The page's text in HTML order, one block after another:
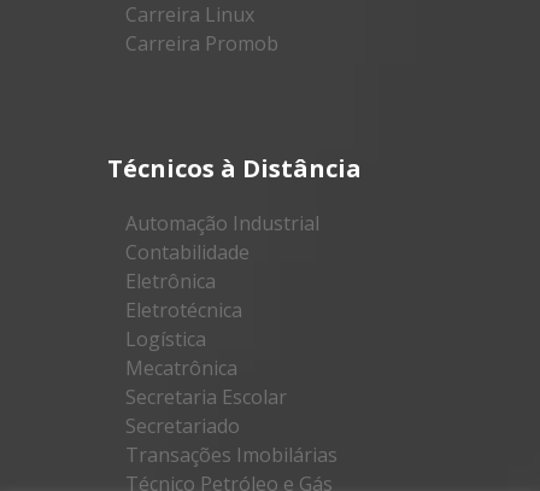
Carreira Linux
Carreira Promob
Técnicos à Distância
Automação Industrial
Contabilidade
Eletrônica
Eletrotécnica
Logística
Mecatrônica
Secretaria Escolar
Secretariado
Transações Imobilárias
Técnico Petróleo e Gás